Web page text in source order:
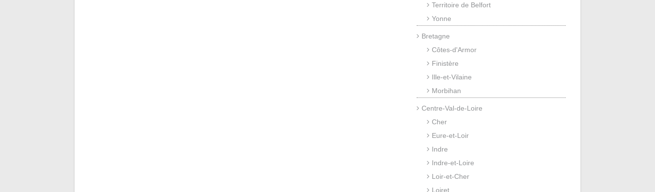
Territoire de Belfort
Yonne
Bretagne
Côtes-d'Armor
Finistère
Ille-et-Vilaine
Morbihan
Centre-Val-de-Loire
Cher
Eure-et-Loir
Indre
Indre-et-Loire
Loir-et-Cher
Loiret